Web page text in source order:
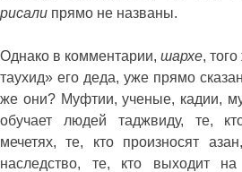
рисали прямо не названы.
Однако в комментарии, шархе,
таухид» его деда, уже прямо
же они? Муфтии, ученые, кадии,
обучает людей таджвиду, те,
мечетях, те, кто произносят
наследство, те, кто выходит